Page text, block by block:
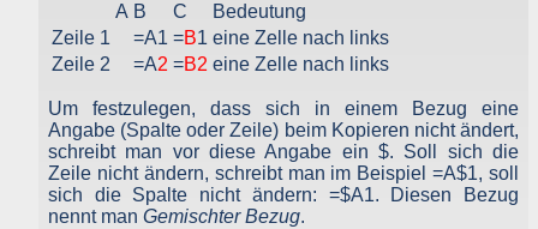
Quelle/Verweis, von welchem Sie auf die Seite gelangten
Verwendeter Browser
Verwendetes Betriebssystem
Verwendete IP-Adresse
Die Server-Logfiles werden für einige Zeit gespeichert und
anschließend gelöscht. Dies liegt in der Zuständigkeit des Providers
Strato AG, der Websitebetreiber nutzt diese Daten nicht. Strato
dazu:
DSGVO und Log-Daten: Welche Daten wir von Deinen Website-
Besuchern erheben und warum
Datenschutzinformation
A B C
Bedeutung
Zeile 1
=A1 =B1 eine Zelle nach links
Zeile 2
=A2 =B2 eine Zelle nach links
Um festzulegen, dass sich in einem Bezug eine
Angabe (Spalte oder Zeile) beim Kopieren nicht ändert,
schreibt man vor diese Angabe ein $. Soll sich die
Zeile nicht ändern, schreibt man im Beispiel =A$1, soll
sich die Spalte nicht ändern: =$A1. Diesen Bezug
nennt man Gemischter Bezug.